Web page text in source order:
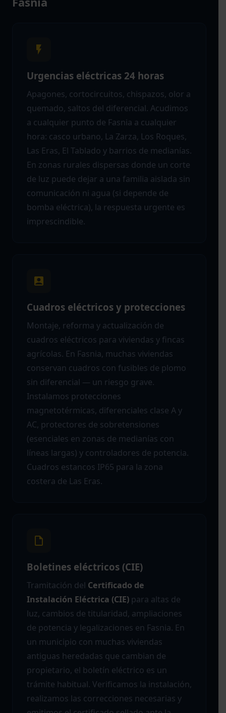
Urgencias eléctricas 24 horas
Apagones, cortocircuitos, chispazos, olor a
quemado, saltos del diferencial. Acudimos
a cualquier punto de Fasnia a cualquier
hora: casco urbano, La Zarza, Los Roques,
Las Eras, El Tablado y barrios de medianías.
En zonas rurales dispersas donde un corte
de luz puede dejar a una familia aislada sin
comunicación ni agua (si depende de
bomba eléctrica), la respuesta urgente es
imprescindible.
Cuadros eléctricos y protecciones
Montaje, reforma y actualización de
cuadros eléctricos para viviendas y fincas
agrícolas. En Fasnia, muchas viviendas
conservan cuadros con fusibles de plomo
sin diferencial — un riesgo grave.
Instalamos protecciones
magnetotérmicas, diferenciales clase A y
AC, protectores de sobretensiones
(esenciales en zonas de medianías con
líneas largas) y controladores de potencia.
Cuadros estancos IP65 para la zona
costera de Las Eras.
Boletines eléctricos (CIE)
Tramitación del Certificado de
Instalación Eléctrica (CIE) para altas de
luz, cambios de titularidad, ampliaciones
de potencia y legalizaciones en Fasnia. En
un municipio con muchas viviendas
antiguas heredadas que cambian de
propietario, el boletín eléctrico es un
trámite habitual. Verificamos la instalación,
realizamos las correcciones necesarias y